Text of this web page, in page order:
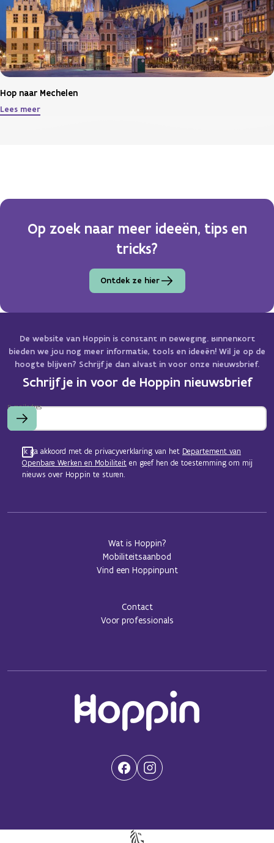
Hop naar Mechelen
Lees meer
Op zoek naar meer ideeën, tips en
tricks?
Ontdek ze hier
De website van Hoppin is constant in beweging. Binnenkort
bieden we jou nog meer informatie, tools en ideeën! Wil je op de
hoogte blijven? Schrijf je dan alvast in voor onze nieuwsbrief.
Schrijf je in voor de Hoppin nieuwsbrief
E-mailadres
Ik ga akkoord met de privacyverklaring van het Departement van
Openbare Werken en Mobiliteit en geef hen de toestemming om mij
nieuws over Hoppin te sturen.
Wat is Hoppin?
Mobiliteitsaanbod
Vind een Hoppinpunt
Contact
Voor professionals
(Opent in een nieuwe tab)
(Opent in een nieuwe tab)